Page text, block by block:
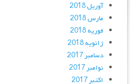
آوریل 2018
مارس 2018
فوریه 2018
ژانویه 2018
دسامبر 2017
نوامبر 2017
اکتبر 2017